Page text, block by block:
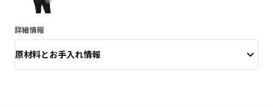
詳細情報
原材料とお手入れ情報